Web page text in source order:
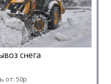
снега
от: 50р